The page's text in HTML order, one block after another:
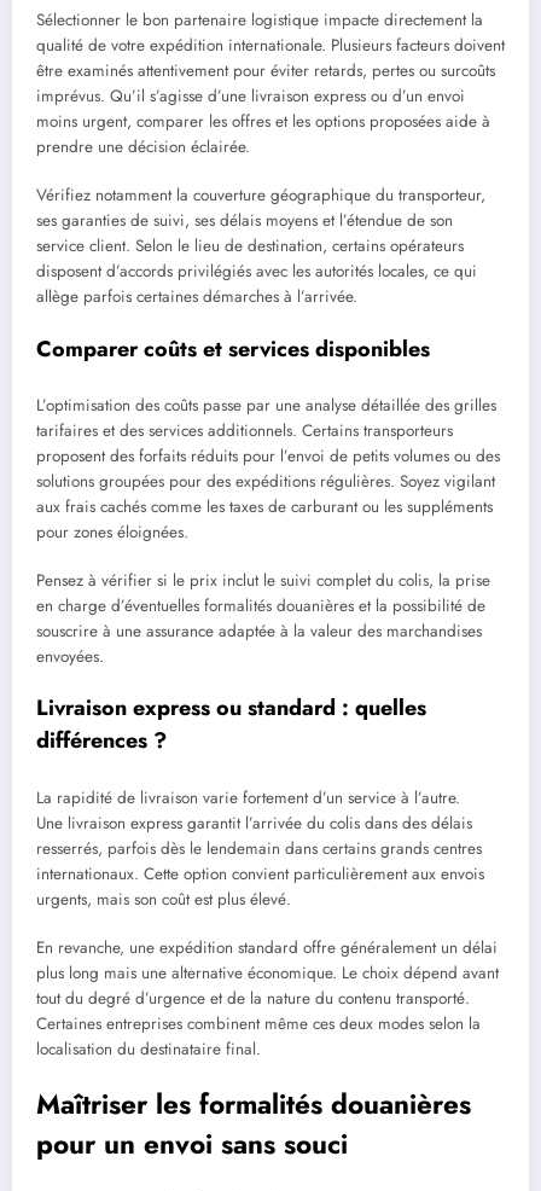
Sélectionner le bon partenaire logistique impacte directement la
qualité de votre expédition internationale. Plusieurs facteurs doivent
être examinés attentivement pour éviter retards, pertes ou surcoûts
imprévus. Qu’il s’agisse d’une livraison express ou d’un envoi
moins urgent, comparer les offres et les options proposées aide à
prendre une décision éclairée.
Vérifiez notamment la couverture géographique du transporteur,
ses garanties de suivi, ses délais moyens et l’étendue de son
service client. Selon le lieu de destination, certains opérateurs
disposent d’accords privilégiés avec les autorités locales, ce qui
allège parfois certaines démarches à l’arrivée.
Comparer coûts et services disponibles
L’optimisation des coûts passe par une analyse détaillée des grilles
tarifaires et des services additionnels. Certains transporteurs
proposent des forfaits réduits pour l’envoi de petits volumes ou des
solutions groupées pour des expéditions régulières. Soyez vigilant
aux frais cachés comme les taxes de carburant ou les suppléments
pour zones éloignées.
Pensez à vérifier si le prix inclut le suivi complet du colis, la prise
en charge d’éventuelles formalités douanières et la possibilité de
souscrire à une assurance adaptée à la valeur des marchandises
envoyées.
Livraison express ou standard : quelles
différences ?
La rapidité de livraison varie fortement d’un service à l’autre.
Une livraison express garantit l’arrivée du colis dans des délais
resserrés, parfois dès le lendemain dans certains grands centres
internationaux. Cette option convient particulièrement aux envois
urgents, mais son coût est plus élevé.
En revanche, une expédition standard offre généralement un délai
plus long mais une alternative économique. Le choix dépend avant
tout du degré d’urgence et de la nature du contenu transporté.
Certaines entreprises combinent même ces deux modes selon la
localisation du destinataire final.
Maîtriser les formalités douanières
pour un envoi sans souci